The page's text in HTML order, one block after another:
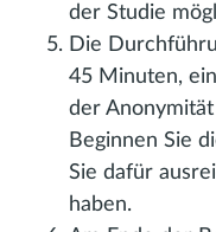
der Studie
Die
45 Minuten,
der
Beginnen Sie
Sie dafür
haben.